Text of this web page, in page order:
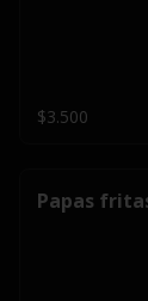
$3.500
Papas